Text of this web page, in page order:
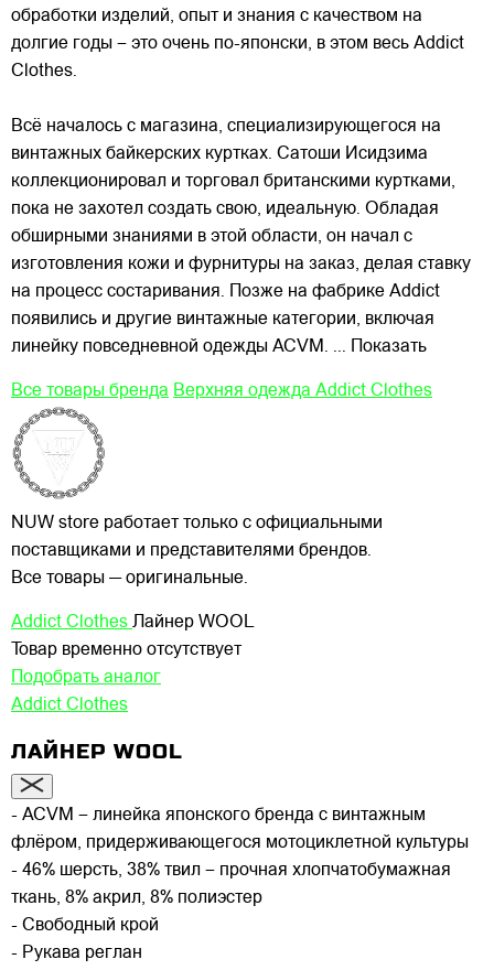
обработки изделий, опыт и знания с качеством на
долгие годы – это очень по-японски, в этом весь Addict
Clothes.
Всё началось с магазина, специализирующегося на
винтажных байкерских куртках. Сатоши Исидзима
коллекционировал и торговал британскими куртками,
пока не захотел создать свою, идеальную. Обладая
обширными знаниями в этой области, он начал с
изготовления кожи и фурнитуры на заказ, делая ставку
на процесс состаривания. Позже на фабрике Addict
появились и другие винтажные категории, включая
линейку повседневной одежды ACVM. ... Показать
Все товары бренда Верхняя одежда Addict Clothes
NUW store работает только с официальными
поставщиками и представителями брендов.
Все товары — оригинальные.
Addict Clothes Лайнер WOOL
Товар временно отсутствует
Подобрать аналог
Addict Clothes
ЛАЙНЕР WOOL
- ACVM – линейка японского бренда с винтажным
флёром, придерживающегося мотоциклетной культуры
- 46% шерсть, 38% твил – прочная хлопчатобумажная
ткань, 8% акрил, 8% полиэстер
- Свободный крой
- Рукава реглан